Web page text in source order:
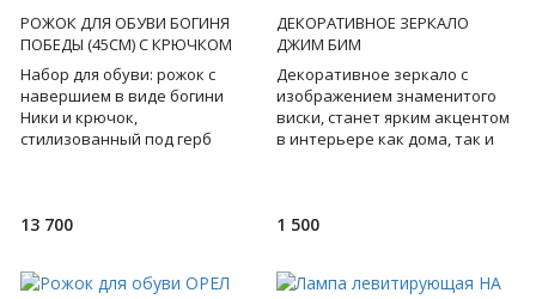
РОЖОК ДЛЯ ОБУВИ БОГИНЯ
ПОБЕДЫ (45СМ) С КРЮЧКОМ
Набор для обуви: рожок с
навершием в виде богини
Ники и крючок,
стилизованный под герб
13 700
ДЕКОРАТИВНОЕ ЗЕРКАЛО
ДЖИМ БИМ
Декоративное зеркало с
изображением знаменитого
виски, станет ярким акцентом
в интерьере как дома, так и
1 500